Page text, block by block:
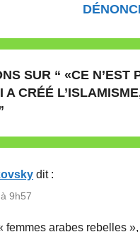
SUR “ «CE N’EST
A CRÉÉ
dit :
9h57
femmes arabes rebelles